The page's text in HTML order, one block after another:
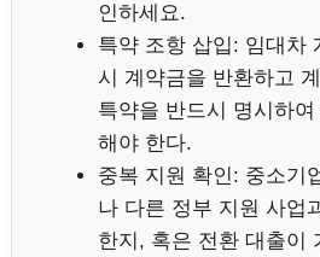
인하세요.
특약 조항 삽입: 임대차
시 계약금을 반환하고
특약을 반드시 명시하
해야 한다.
중복 지원 확인: 중소기
나 다른 정부 지원 사업
한지, 혹은 전환 대출이